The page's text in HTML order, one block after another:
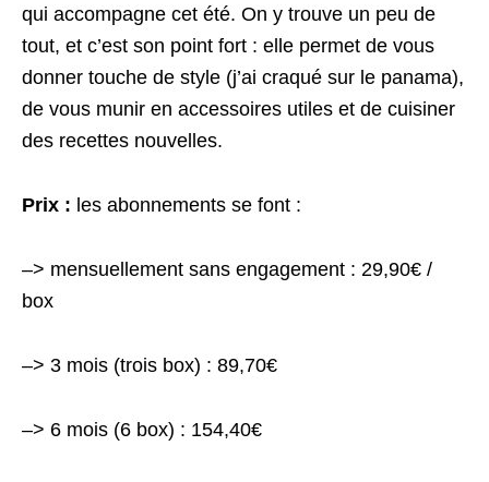
qui accompagne cet été. On y trouve un peu de
tout, et c’est son point fort : elle permet de vous
donner touche de style (j’ai craqué sur le panama),
de vous munir en accessoires utiles et de cuisiner
des recettes nouvelles.
Prix : les abonnements se font :
–> mensuellement sans engagement : 29,90€ /
box
–> 3 mois (trois box) : 89,70€
–> 6 mois (6 box) : 154,40€